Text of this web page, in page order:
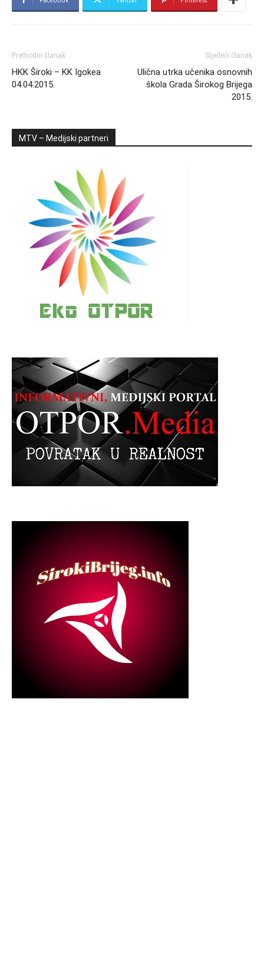
Prethodni članak
HKK Široki – KK Igokea
04.04.2015.
Sljedeći članak
Ulična utrka učenika osnovnih
škola Grada Širokog Brijega
2015.
MTV – Medijski partneri